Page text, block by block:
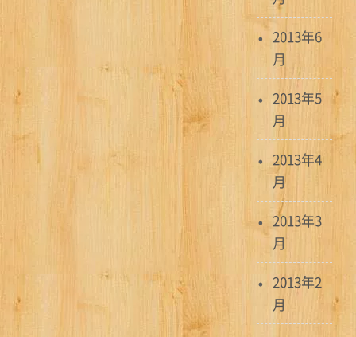
2013年6
月
2013年5
月
2013年4
月
2013年3
月
2013年2
月